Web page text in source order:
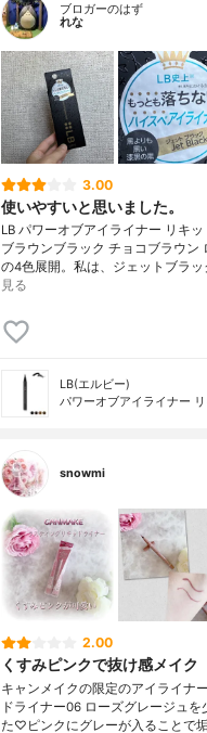
ブロガーのはず
れな
3.00
使いやすいと思いました。
LB パワーオブアイライナー リキ
ブラウンブラック チョコブラウン
の4色展開。私は、ジェットブラ
見る
LB(エルビー)
パワーオブアイライナー
snowmi
2.00
くすみピンクで抜け感メイク
キャンメイクの限定のアイライナ
ドライナー06 ローズグレージュ
た♡ピンクにグレーが入ることで